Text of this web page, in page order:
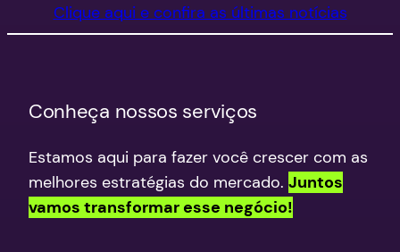
Clique aqui e confira as últimas notícias
Conheça nossos serviços
Estamos aqui para fazer você crescer com as
melhores estratégias do mercado. Juntos
vamos transformar esse negócio!